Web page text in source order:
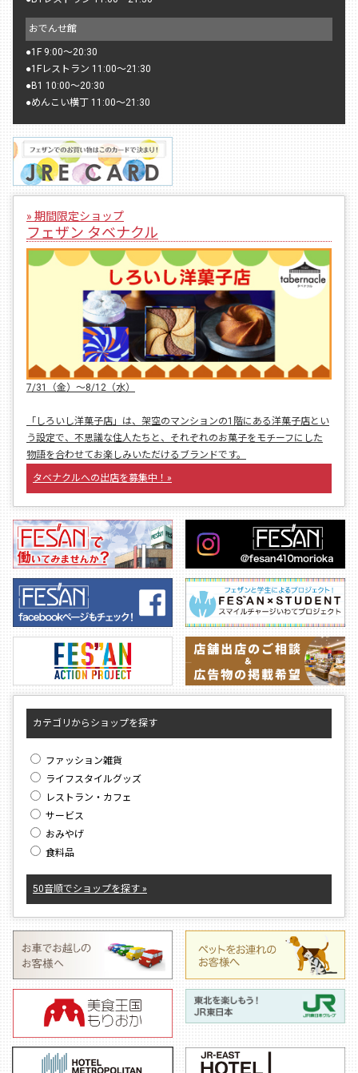
おでんせ館
●1F 9:00〜20:30
●1Fレストラン 11:00〜21:30
●B1 10:00〜20:30
●めんこい横丁 11:00〜21:30
» 期間限定ショップ
フェザン タベナクル
7/31（金）〜8/12（水）
「しろいし洋菓子店」は、架空のマンションの1階にある洋菓子店とい
う設定で、不思議な住人たちと、それぞれのお菓子をモチーフにした
物語を合わせてお楽しみいただけるブランドです。
タベナクルへの出店を募集中！»
カテゴリからショップを探す
ファッション雑貨
ライフスタイルグッズ
レストラン・カフェ
サービス
おみやげ
食料品
50音順でショップを探す »